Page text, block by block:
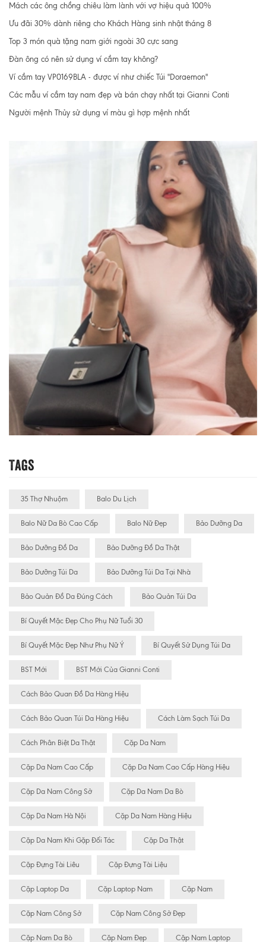
Mách các ông chồng chiêu làm lành với vợ hiệu quả 100%
Ưu đãi 30% dành riêng cho Khách Hàng sinh nhật tháng 8
Top 3 món quà tặng nam giới ngoài 30 cực sang
Đàn ông có nên sử dụng ví cầm tay không?
Ví cầm tay VP0169BLA - được ví như chiếc Túi "Doraemon"
Các mẫu ví cầm tay nam đẹp và bán chạy nhất tại Gianni Conti
Người mệnh Thủy sử dụng ví màu gì hợp mệnh nhất
Tags
35 Thợ Nhuộm Balo Du Lịch
Balo Nữ Da Bò Cao Cấp Balo Nữ Đẹp Bảo Dưỡng Da
Bảo Dưỡng Đồ Da Bảo Dưỡng Đồ Da Thật
Bảo Dưỡng Túi Da Bảo Dưỡng Túi Da Tại Nhà
Bảo Quản Đồ Da Đúng Cách Bảo Quản Túi Da
Bí Quyết Mặc Đẹp Cho Phụ Nữ Tuổi 30
Bí Quyết Mặc Đẹp Như Phụ Nữ Ý Bí Quyết Sử Dụng Túi Da
BST Mới BST Mới Của Gianni Conti
Cách Bảo Quan Đồ Da Hàng Hiệu
Cách Bảo Quan Túi Da Hàng Hiệu Cách Làm Sạch Túi Da
Cách Phân Biệt Da Thật Cặp Da Nam
Cặp Da Nam Cao Cấp Cặp Da Nam Cao Cấp Hàng Hiệu
Cặp Da Nam Công Sở Cặp Da Nam Da Bò
Cặp Da Nam Hà Nội Cặp Da Nam Hàng Hiệu
Cặp Da Nam Khi Gặp Đối Tác Cặp Da Thật
Cặp Đựng Tài Liêu Cặp Đựng Tài Liệu
Cặp Laptop Da Cặp Laptop Nam Cặp Nam
Cặp Nam Công Sở Cặp Nam Công Sở Đẹp
Cặp Nam Da Bò Cặp Nam Đẹp Cặp Nam Laptop